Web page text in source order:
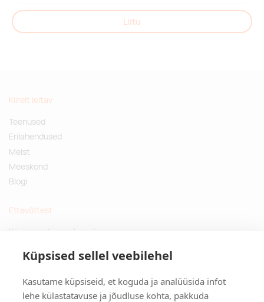
Küpsised sellel veebilehel
Kasutame küpsiseid, et koguda ja analüüsida infot
lehe külastatavuse ja jõudluse kohta, pakkuda
Liitu
Kiirelt leitav
Teenused
Erilahendused
Meist
Meeskond
Blogi
Ettevõttest
Küsimused ja vastused
Privaatsuspoliitika
Kontakt